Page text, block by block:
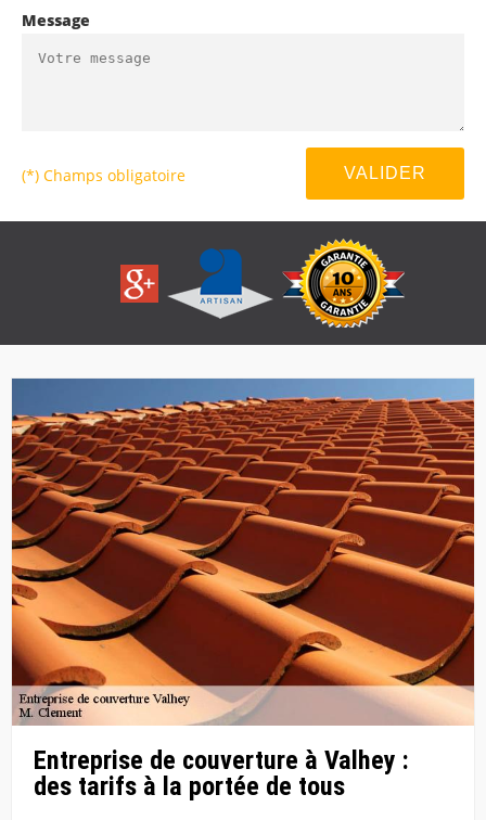
Message
(*) Champs obligatoire
Entreprise de couverture à Valhey :
des tarifs à la portée de tous